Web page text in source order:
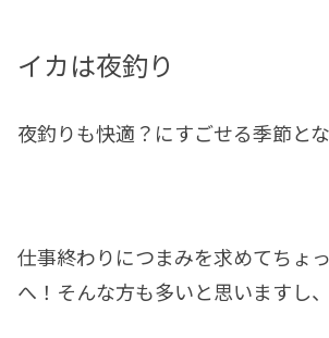
イカは夜釣り
夜釣りも快適？にすごせる季節と
仕事終わりにつまみを求めてちょ
へ！そんな方も多いと思いますし、